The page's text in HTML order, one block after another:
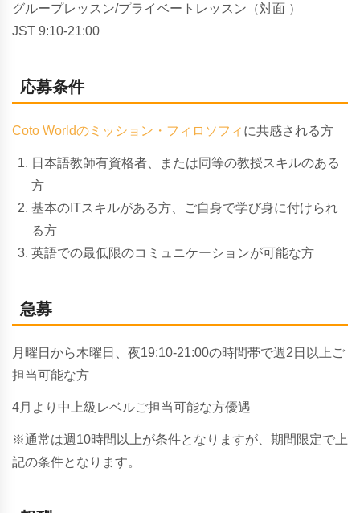
グループレッスン/プライベートレッスン（対面 ）
JST 9:10-21:00
応募条件
Coto Worldのミッション・フィロソフィ に共感される方
日本語教師有資格者、または同等の教授スキルのある
方
基本のITスキルがある方、ご自身で学び身に付けられ
る方
英語での最低限のコミュニケーションが可能な方
急募
月曜日から木曜日、夜19:10-21:00の時間帯で週2日以上ご
担当可能な方
4月より中上級レベルご担当可能な方優遇
※通常は週10時間以上が条件となりますが、期間限定で上
記の条件となります。